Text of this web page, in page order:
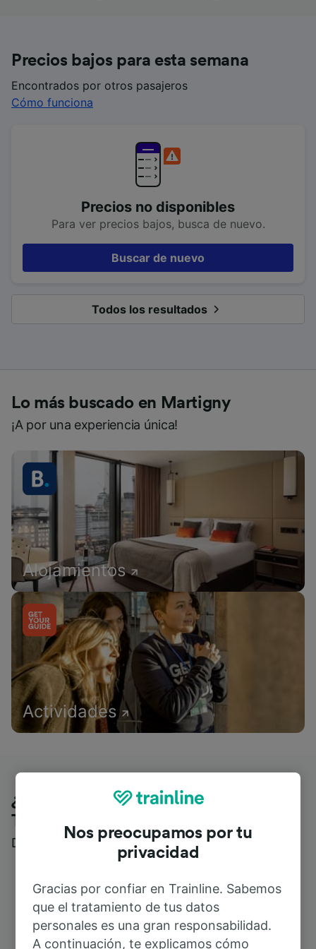
Precios bajos para esta semana
Encontrados por otros pasajeros
Cómo funciona
Precios no disponibles
Para ver precios bajos, busca de nuevo.
Buscar de nuevo
Todos los resultados
Lo más buscado en Martigny
¡A por una experiencia única!
Alojamientos
Actividades
¿Qué piensan nuestros clientes de
Trainline?
Descubre reseñas reales de nuestros viajeros
Nos preocupamos por tu
privacidad
Gracias por confiar en Trainline. Sabemos
que el tratamiento de tus datos
personales es una gran responsabilidad.
A continuación, te explicamos cómo